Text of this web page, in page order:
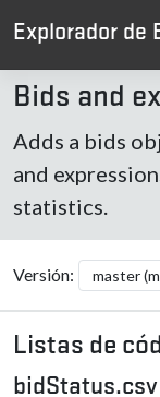
Explorador de
Bids and
Adds a bids
and
statistics.
Versión:
Listas de
bidStatus.csv